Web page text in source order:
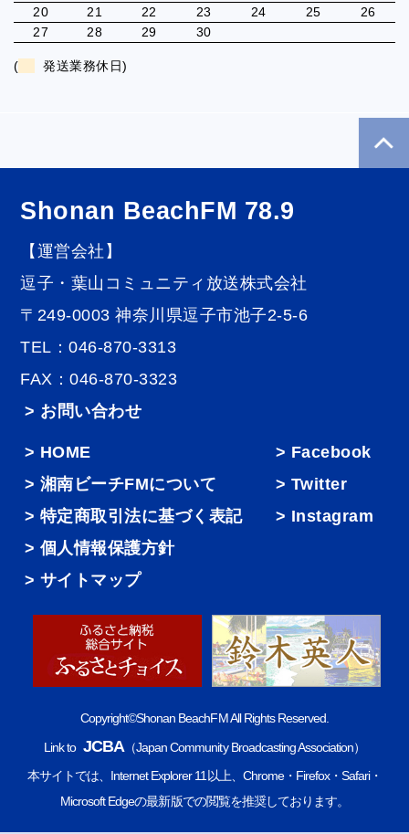
20
21 22 23 24 25
26
27
28 29 30
( 発送業務休日)
Shonan BeachFM 78.9
【運営会社】
逗子・葉山コミュニティ放送株式会社
〒249-0003 神奈川県逗子市池子2-5-6
TEL：046-870-3313
FAX：046-870-3323
> お問い合わせ
HOME
湘南ビーチFMについて
特定商取引法に基づく表記
個人情報保護方針
サイトマップ
Facebook
Twitter
Instagram
Copyright©Shonan BeachFM All Rights Reserved.
Link to JCBA （Japan Community Broadcasting Association）
本サイトでは、Internet Explorer 11以上、Chrome・Firefox・Safari・
Microsoft Edgeの最新版での閲覧を推奨しております。